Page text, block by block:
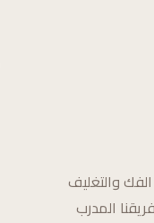
والتغليف
المدرب